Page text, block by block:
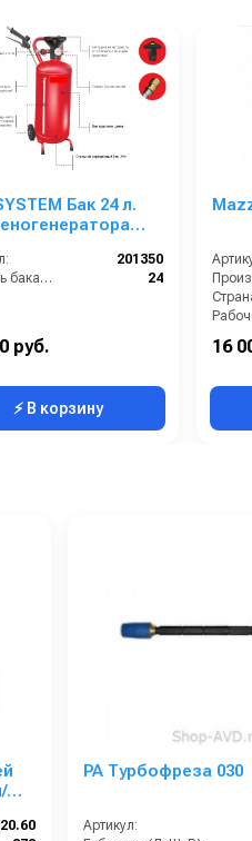
Бак 24 л.
201350
Ёмкость бака (л):
24
руб.
⚡ В корзину
16
PA Турбофреза 030
Артикул: